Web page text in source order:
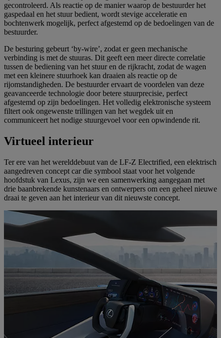
gecontroleerd. Als reactie op de manier waarop de bestuurder het
gaspedaal en het stuur bedient, wordt stevige acceleratie en
bochtenwerk mogelijk, perfect afgestemd op de bedoelingen van de
bestuurder.
De besturing gebeurt ‘by-wire’, zodat er geen mechanische
verbinding is met de stuuras. Dit geeft een meer directe correlatie
tussen de bediening van het stuur en de rijkracht, zodat de wagen
met een kleinere stuurhoek kan draaien als reactie op de
rijomstandigheden. De bestuurder ervaart de voordelen van deze
geavanceerde technologie door betere stuurprecisie, perfect
afgestemd op zijn bedoelingen. Het volledig elektronische systeem
filtert ook ongewenste trillingen van het wegdek uit en
communiceert het nodige stuurgevoel voor een opwindende rit.
Virtueel interieur
Ter ere van het werelddebuut van de LF-Z Electrified, een elektrisch
aangedreven concept car die symbool staat voor het volgende
hoofdstuk van Lexus, zijn we een samenwerking aangegaan met
drie baanbrekende kunstenaars en ontwerpers om een geheel nieuwe
draai te geven aan het interieur van dit nieuwste concept.